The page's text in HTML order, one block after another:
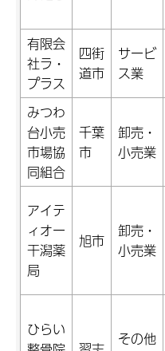
有限会
社ラ・
プラス
四街
道市
サービ
ス業
みつわ
台小売
市場協
同組合
千葉
市
卸売・
小売業
アイテ
ィオー
干潟薬
局
旭市
卸売・
小売業
ひらい
その他